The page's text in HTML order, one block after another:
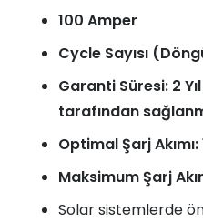
100 Amper
Cycle Sayısı
Garanti Süresi: 2
tarafından
Optimal Şarj
Maksimum Şarj
Solar sistemlerde